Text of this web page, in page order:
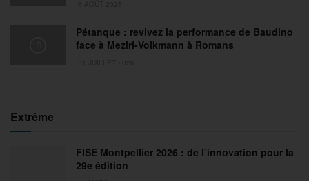
Pétanque : revivez la performance de Baudino
face à Meziri-Volkmann à Romans
Extrême
FISE Montpellier 2026 : de l’innovation pour la
29e édition